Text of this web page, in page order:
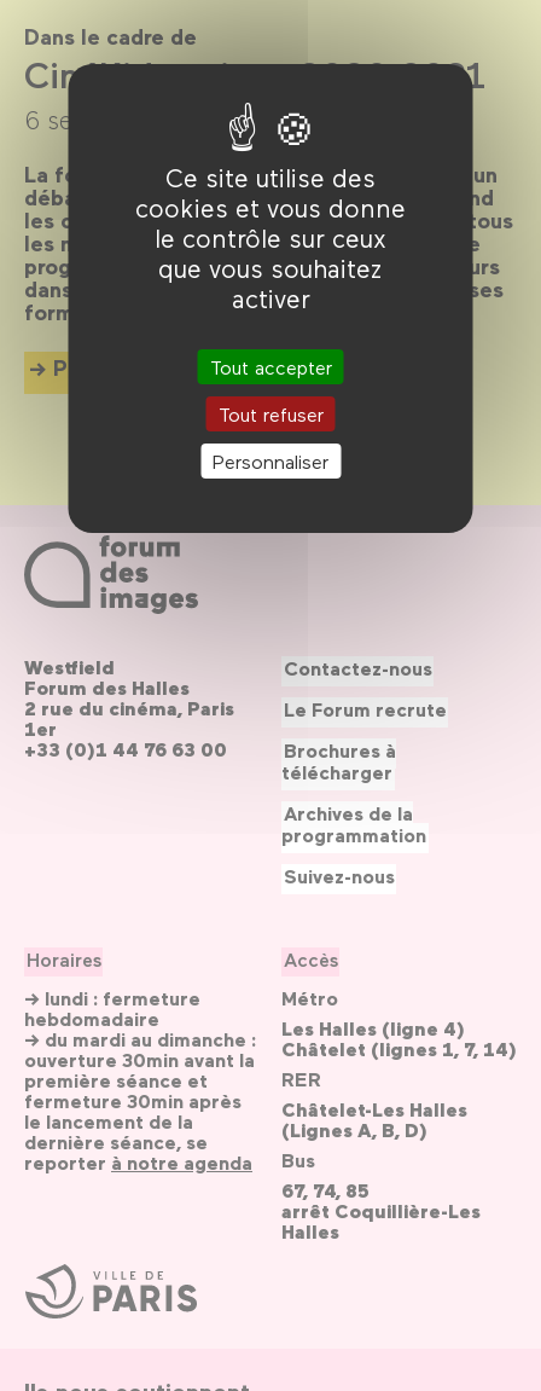
Ce site utilise des
cookies et vous donne
le contrôle sur ceux
que vous souhaitez
activer
Tout accepter
Tout refuser
Personnaliser
Dans le cadre de
CinéKids saison 2020-2021
6 septembre 2020 → 7 juillet 2021
La formule magique desCinéKids– un film, un
débat ou une animation et un goûter – attend
les cinéphiles en herbe de 18 mois à 8 ans tous
les mercredis et dimanches après-midi ! Une
programmation joyeuse et ludique et toujours
dans la découverte du cinéma dans toutes ses
formes.
Plus d'info
Ville
de
Paris
Westfield
Forum des Halles
2 rue du cinéma, Paris
1er
+33 (0)1 44 76 63 00
Horaires
→ lundi : fermeture
hebdomadaire
→ du mardi au dimanche :
ouverture 30min avant la
première séance et
fermeture 30min après
le lancement de la
dernière séance, se
reporter à notre agenda
Accès
Métro
Les Halles (ligne 4)
Châtelet (lignes 1, 7, 14)
RER
Châtelet-Les Halles
(Lignes A, B, D)
Bus
67, 74, 85
arrêt Coquillière-Les
Halles
Contactez-nous
Le Forum recrute
Brochures à
télécharger
Archives de la
programmation
Suivez-nous